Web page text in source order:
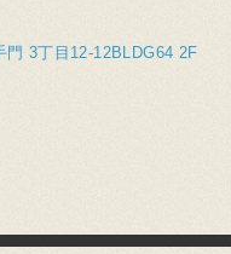
門 3丁目12-12BLDG64 2F